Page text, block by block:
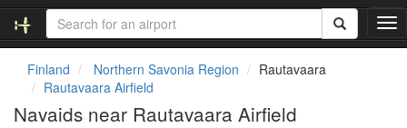
T
o
Finland Northern Savonia Region
Rautavaara
Rautavaara Airfield
Navaids near Rautavaara Airfield